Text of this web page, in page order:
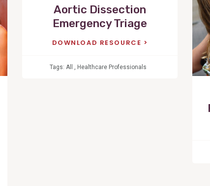
Aortic Dissection
Emergency Triage
DOWNLOAD RESOURCE
Tags: All Healthcare Professionals